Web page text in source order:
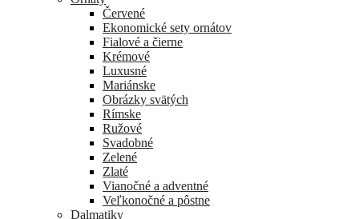
Červené
Ekonomické sety ornátov
Fialové a čierne
Krémové
Luxusné
Mariánske
Obrázky svätých
Rímske
Ružové
Svadobné
Zelené
Zlaté
Vianočné a adventné
Veľkonočné a pôstne
Dalmatiky